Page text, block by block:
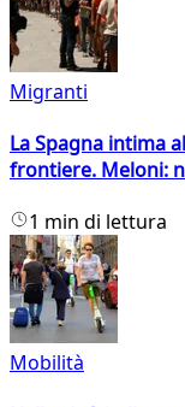
Migranti
La Spagna intima
frontiere. Meloni:
1 min di lettura
Mobilità